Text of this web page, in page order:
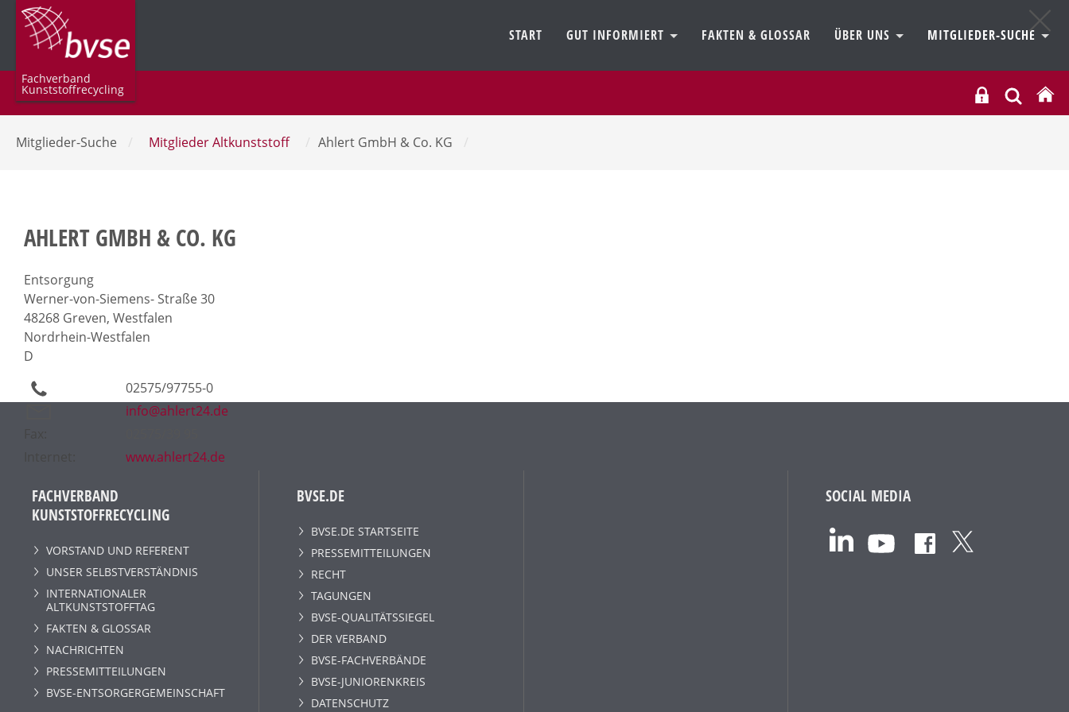
Fachverband
Kunststoffrecycling
START GUT INFORMIERT FAKTEN & GLOSSAR ÜBER UNS MITGLIEDER-SUCHE
Mitglieder-Suche / Mitglieder Altkunststoff / Ahlert GmbH & Co. KG /
AHLERT GMBH & CO. KG
Entsorgung
Werner-von-Siemens- Straße 30
48268 Greven, Westfalen
Nordrhein-Westfalen
D
02575/97755-0
info@ahlert24.de
www.ahlert24.de
FACHVERBAND
KUNSTSTOFFRECYCLING
VORSTAND UND REFERENT
UNSER SELBSTVERSTÄNDNIS
INTERNATIONALER
ALTKUNSTSTOFFTAG
FAKTEN & GLOSSAR
NACHRICHTEN
PRESSEMITTEILUNGEN
BVSE-ENTSORGERGEMEINSCHAFT
BVSE.DE
BVSE.DE STARTSEITE
PRESSEMITTEILUNGEN
RECHT
TAGUNGEN
BVSE-QUALITÄTSSIEGEL
DER VERBAND
BVSE-FACHVERBÄNDE
BVSE-JUNIORENKREIS
DATENSCHUTZ
SOCIAL MEDIA